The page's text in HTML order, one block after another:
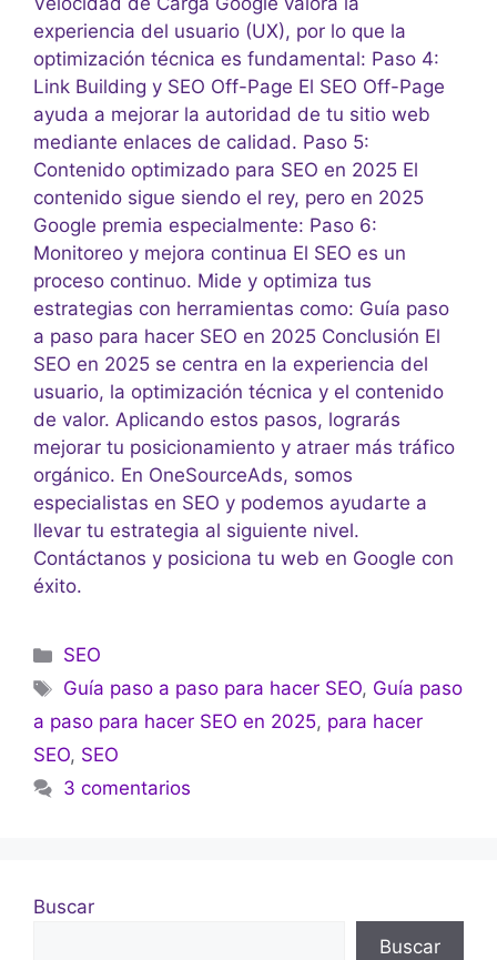
experiencia del usuario (UX), por lo que la
optimización técnica es fundamental: Paso 4:
Link Building y SEO Off-Page El SEO Off-Page
ayuda a mejorar la autoridad de tu sitio web
mediante enlaces de calidad. Paso 5:
Contenido optimizado para SEO en 2025 El
contenido sigue siendo el rey, pero en 2025
Google premia especialmente: Paso 6:
Monitoreo y mejora continua El SEO es un
proceso continuo. Mide y optimiza tus
estrategias con herramientas como: Guía paso
a paso para hacer SEO en 2025 Conclusión El
SEO en 2025 se centra en la experiencia del
usuario, la optimización técnica y el contenido
de valor. Aplicando estos pasos, lograrás
mejorar tu posicionamiento y atraer más tráfico
orgánico. En OneSourceAds, somos
especialistas en SEO y podemos ayudarte a
llevar tu estrategia al siguiente nivel.
Contáctanos y posiciona tu web en Google con
éxito.
SEO
Guía paso a paso para hacer SEO, Guía paso
a paso para hacer SEO en 2025, para hacer
SEO, SEO
3 comentarios
Buscar
Buscar